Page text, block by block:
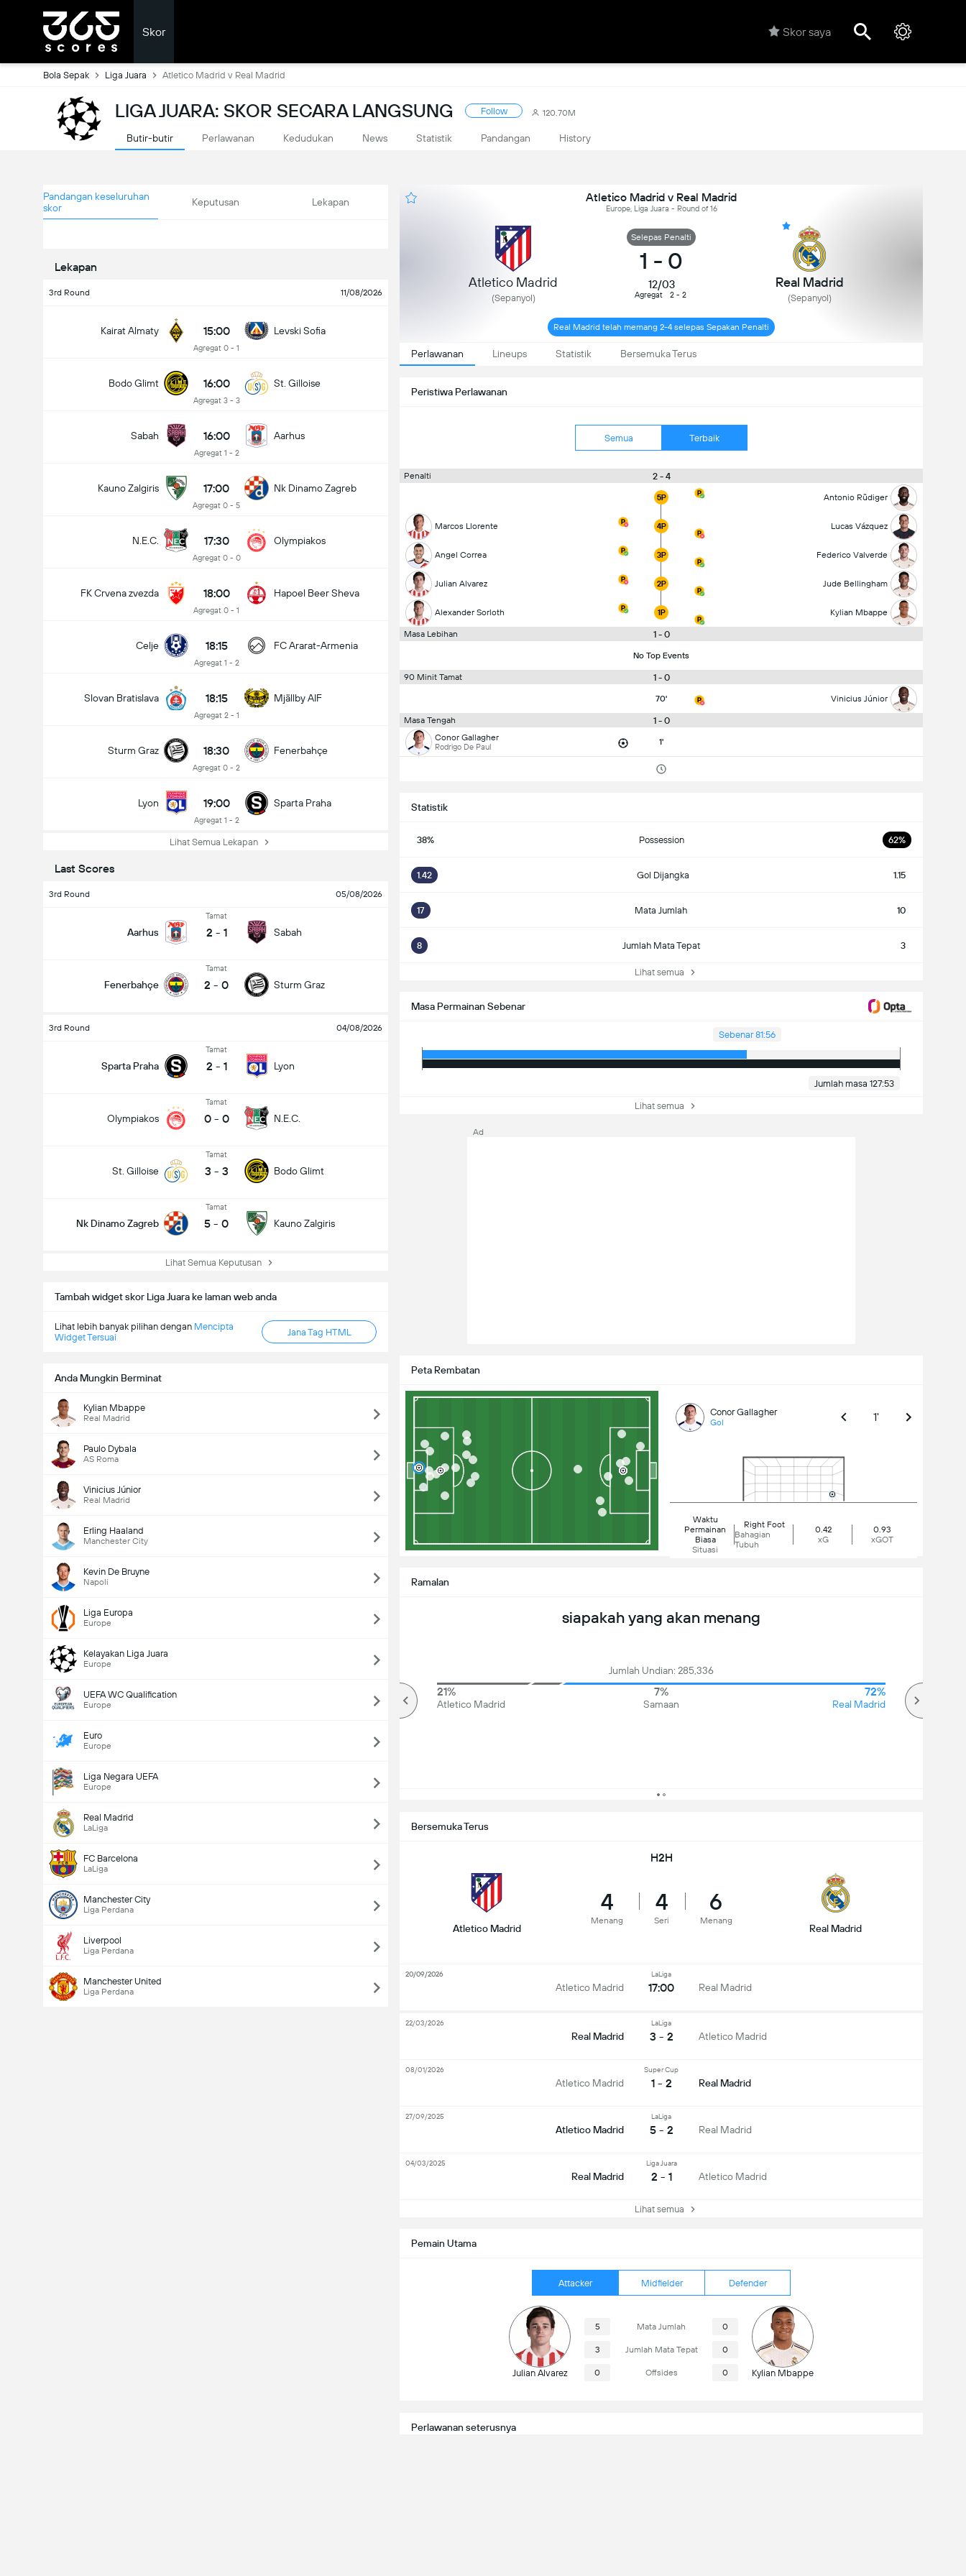
Skor Skor saya
Bola Sepak Liga Juara Atletico Madrid v Real Madrid
LIGA JUARA: SKOR SECARA LANGSUNG Follow 120.70M
Butir-butir Perlawanan Kedudukan News Statistik Pandangan History
Pandangan keseluruhan
skor
Keputusan Lekapan
Lekapan
3rd Round 11/08/2026
Kairat Almaty 15:00
Agregat 0 - 1
Levski Sofia
Bodo Glimt 16:00
Agregat 3 - 3
St. Gilloise
Sabah 16:00
Agregat 1 - 2
Aarhus
Kauno Zalgiris 17:00
Agregat 0 - 5
Nk Dinamo Zagreb
N.E.C. 17:30
Agregat 0 - 0
Olympiakos
FK Crvena zvezda 18:00
Agregat 0 - 1
Hapoel Beer Sheva
Celje 18:15
Agregat 1 - 2
FC Ararat-Armenia
Slovan Bratislava 18:15
Agregat 2 - 1
Mjällby AIF
Sturm Graz 18:30
Agregat 0 - 2
Fenerbahçe
Lyon 19:00
Agregat 1 - 2
Sparta Praha
Lihat Semua Lekapan
Last Scores
3rd Round 05/08/2026
Aarhus
Tamat
2 - 1 Sabah
Fenerbahçe
Tamat
2 - 0 Sturm Graz
3rd Round 04/08/2026
Sparta Praha
Tamat
2 - 1 Lyon
Olympiakos
Tamat
0 - 0 N.E.C.
St. Gilloise
Tamat
3 - 3 Bodo Glimt
Nk Dinamo Zagreb
Tamat
5 - 0 Kauno Zalgiris
Lihat Semua Keputusan
Tambah widget skor Liga Juara ke laman web anda
Lihat lebih banyak pilihan dengan Mencipta
Widget Tersuai
Jana Tag HTML
Anda Mungkin Berminat
Kylian Mbappe
Real Madrid
Paulo Dybala
AS Roma
Vinicius Júnior
Real Madrid
Erling Haaland
Manchester City
Kevin De Bruyne
Napoli
Liga Europa
Europe
Kelayakan Liga Juara
Europe
UEFA WC Qualification
Europe
Euro
Europe
Liga Negara UEFA
Europe
Real Madrid
LaLiga
FC Barcelona
LaLiga
Manchester City
Liga Perdana
Liverpool
Liga Perdana
Manchester United
Liga Perdana
Atletico Madrid v Real Madrid
Europe, Liga Juara - Round of 16
Atletico Madrid
(Sepanyol)
Selepas Penalti
1 - 0
12/03
Agregat 2 - 2
Real Madrid
(Sepanyol)
Real Madrid telah memang 2-4 selepas Sepakan Penalti
Perlawanan Lineups Statistik Bersemuka Terus
Peristiwa Perlawanan
Semua Terbaik
Penalti 2 - 4
5P Antonio Rüdiger
Marcos Llorente 4P Lucas Vázquez
Angel Correa 3P Federico Valverde
Julian Alvarez 2P Jude Bellingham
Alexander Sorloth 1P Kylian Mbappe
Masa Lebihan 1 - 0
No Top Events
90 Minit Tamat 1 - 0
70' Vinicius Júnior
Masa Tengah 1 - 0
Conor Gallagher
Rodrigo De Paul 1'
Perlawanan seterusnya
Pemain Utama
Attacker Midfielder Defender
Julian Alvarez
5 Mata Jumlah 0
3 Jumlah Mata Tepat 0
0 Offsides 0 Kylian Mbappe
Statistik
38% Possession 62%
1.42 Gol Dijangka 1.15
17 Mata Jumlah 10
8 Jumlah Mata Tepat 3
Lihat semua
Masa Permainan Sebenar
Sebenar 81:56
Jumlah masa 127:53
Lihat semua
Peta Rembatan
Conor Gallagher
Gol 1'
Waktu
Permainan
Biasa
Situasi
Right Foot
Bahagian
Tubuh
0.42
xG
0.93
xGOT
Ramalan
siapakah yang akan menang
Jumlah Undian: 285,336
21%
Atletico Madrid
7%
Samaan
72%
Real Madrid
Jumlah gol dalam perlawanan (2.5)
Jumlah Undian: 53,386
Bersemuka Terus
H2H
Atletico Madrid
4
Menang
4
Seri
6
Menang
Real Madrid
Atletico Madrid
LaLiga
17:00 Real Madrid
20/09/2026
Real Madrid
LaLiga
3 - 2 Atletico Madrid
22/03/2026
Atletico Madrid
Super Cup
1 - 2 Real Madrid
08/01/2026
Atletico Madrid
LaLiga
5 - 2 Real Madrid
27/09/2025
Real Madrid
Liga Juara
2 - 1 Atletico Madrid
04/03/2025
Lihat semua
Ad